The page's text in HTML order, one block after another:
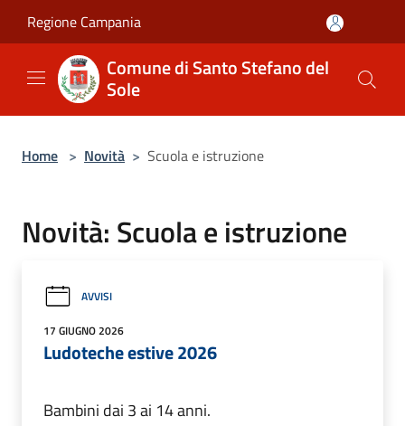
Regione Campania
Comune di Santo Stefano del
Sole
Home > Novità > Scuola e istruzione
Novità: Scuola e istruzione
AVVISI
17 GIUGNO 2026
Ludoteche estive 2026
Bambini dai 3 ai 14 anni.